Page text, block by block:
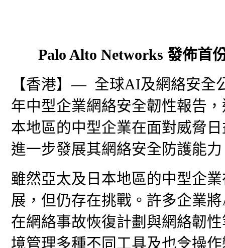
Palo Alto Networks 發佈首
【香港】— 全球AI及網絡安全
年中型企業網絡安全韌性報告
本地區的中型企業在面對威脅
進一步發展其網絡安全防護能
雖然亞太及日本地區的中型企
展，但仍存在挑戰。許多企業
在網絡事故恢復計劃與網絡韌
境管理多種不同工具及也令操